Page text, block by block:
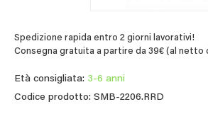
Spedizione rapida entro 2 giorni lavorativi!
Consegna gratuita a partire da 39€ (al netto
Età consigliata: 3-6 anni
Codice prodotto: SMB-2206.RRD